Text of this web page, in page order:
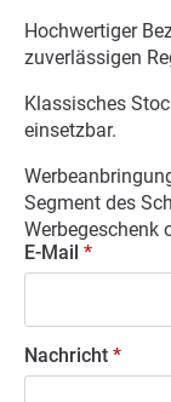
Hochwertiger
zuverlässigen
Klassisches
einsetzbar.
Segment des
Werbegeschenk
E-Mail *
Nachricht *